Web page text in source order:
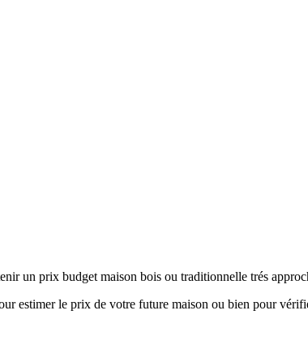
un prix budget maison bois ou traditionnelle trés
estimer le prix de votre future maison ou bien pour